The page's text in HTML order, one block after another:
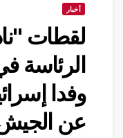
أخبار
لقطات
الرئاسة
وفدا
عن